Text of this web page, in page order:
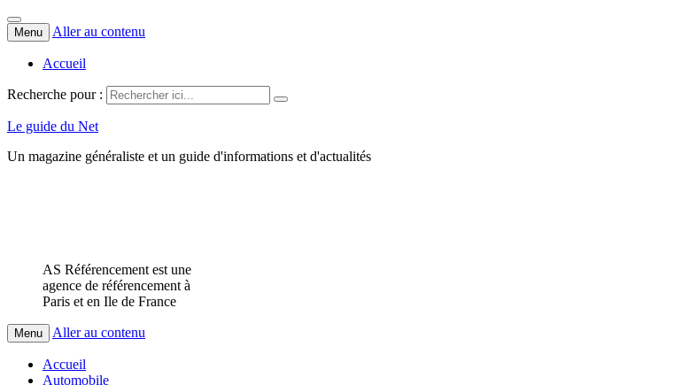
Menu Aller au contenu
Accueil
Recherche pour :
Le guide du Net
Un magazine généraliste et un guide d'informations et d'actualités
AS Référencement est une
agence de référencement à
Paris et en Ile de France
Menu Aller au contenu
Accueil
Automobile